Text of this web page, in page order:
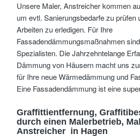
Unsere Maler, Anstreicher kommen
um evtl. Sanierungsbedarfe zu prüfen
Arbeiten zu erledigen. Für Ihre
Fassadendämmungsmaßnahmen
Spezialisten. Die Jahrzehntelange
Dämmung von Häusern macht uns
für Ihre neue Wärmedämmung und
Eine Fassadendämmung ist eine
Graffittientfernung,
durch einen Malerbetrieb,
Anstreicher in Hagen